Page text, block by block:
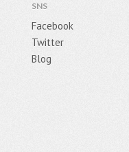
SNS
Facebook
Twitter
Blog